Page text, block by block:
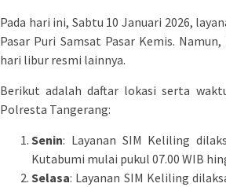
Pada hari ini, Sabtu 10 Januari 2026,
Pasar Puri Samsat Pasar Kemis.
hari libur resmi lainnya.
Berikut adalah daftar lokasi serta
Polresta Tangerang:
Senin: Layanan SIM Keliling
Kutabumi mulai pukul 07.00 WIB
Selasa: Layanan SIM Keliling